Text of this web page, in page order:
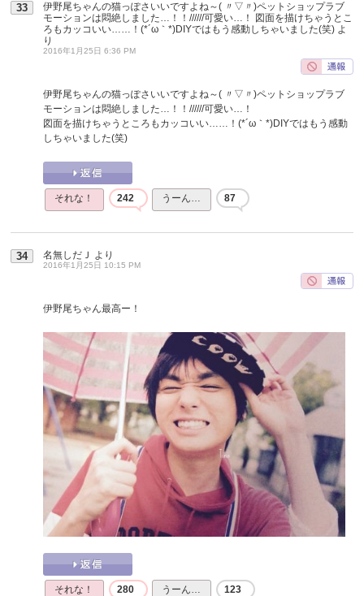
33
伊野尾ちゃんの猫っぽさいいですよね～( 〃▽〃)ペットショップラブ
モーションは悶絶しました…！！//////可愛い…！ 図面を描けちゃうとこ
ろもカッコいい……！(*´ω｀*)DIYではもう感動しちゃいました(笑) よ
り
2016年1月25日 6:36 PM
伊野尾ちゃんの猫っぽさいいですよね～( 〃▽〃)ペットショップラブ
モーションは悶絶しました…！！//////可愛い…！
図面を描けちゃうところもカッコいい……！(*´ω｀*)DIYではもう感動
しちゃいました(笑)
それな！ 242 うーん… 87
34 名無しだＪ より
2016年1月25日 10:15 PM
伊野尾ちゃん最高ー！
それな！ 280 うーん… 123